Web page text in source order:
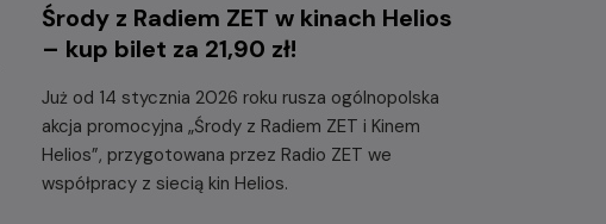
Środy z Radiem ZET w kinach Helios
– kup bilet za 21,90 zł!
Już od 14 stycznia 2026 roku rusza ogólnopolska
akcja promocyjna „Środy z Radiem ZET i Kinem
Helios”, przygotowana przez Radio ZET we
współpracy z siecią kin Helios.